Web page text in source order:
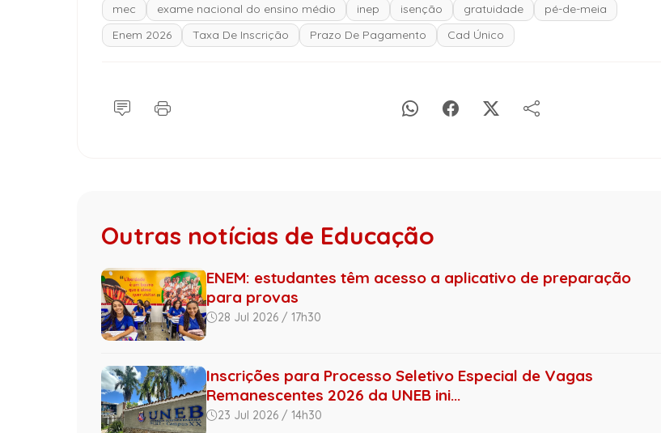
mec exame nacional do ensino médio inep isenção gratuidade
pé-de-meia
Enem 2026
Taxa De Inscrição Prazo De Pagamento Cad Único
Outras notícias de Educação
ENEM: estudantes têm acesso a aplicativo de preparação
para provas
28 Jul 2026 / 17h30
Inscrições para Processo Seletivo Especial de Vagas
Remanescentes 2026 da UNEB ini...
23 Jul 2026 / 14h30